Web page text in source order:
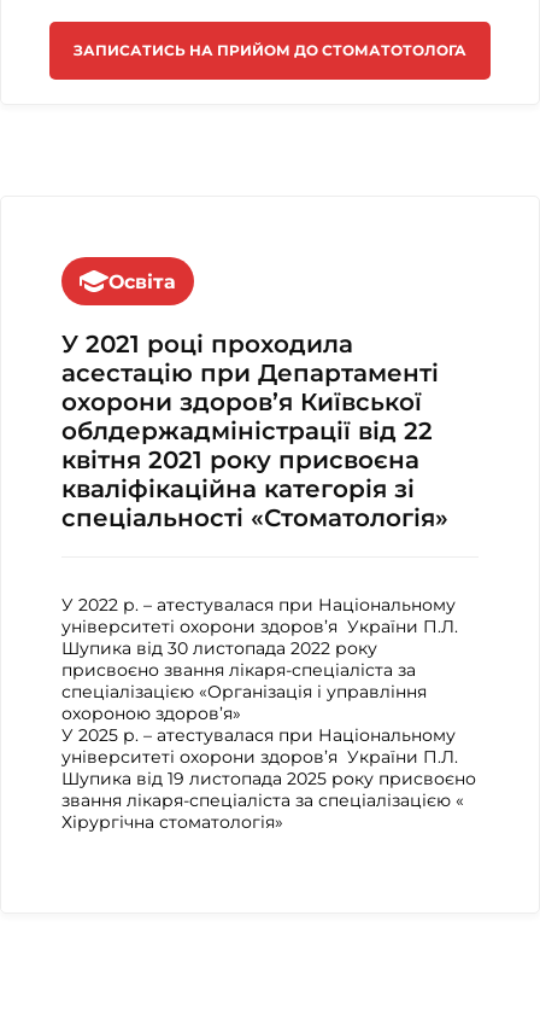
ЗАПИСАТИСЬ НА ПРИЙОМ ДО СТОМАТОТОЛОГА
Освіта
У 2021 році проходила
асестацію при Департаменті
охорони здоров’я Київської
облдержадміністрації від 22
квітня 2021 року присвоєна
кваліфікаційна категорія зі
спеціальності «Стоматологія»
У 2022 р. – атестувалася при Національному
університеті охорони здоров’я України П.Л.
Шупика від 30 листопада 2022 року
присвоєно звання лікаря-спеціаліста за
спеціалізацією «Організація і управління
охороною здоров’я»
У 2025 р. – атестувалася при Національному
університеті охорони здоров’я України П.Л.
Шупика від 19 листопада 2025 року присвоєно
звання лікаря-спеціаліста за спеціалізацією «
Хірургічна стоматологія»